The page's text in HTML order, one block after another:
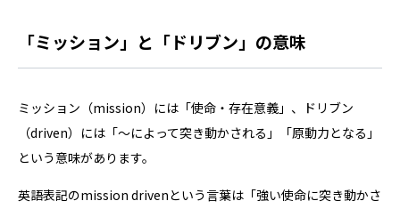
「ミッション」と「ドリブン」の意味
ミッション（mission）には「使命・存在意義」、ドリブン
（driven）には「〜によって突き動かされる」「原動力となる」
という意味があります。
英語表記のmission drivenという言葉は「強い使命に突き動かさ